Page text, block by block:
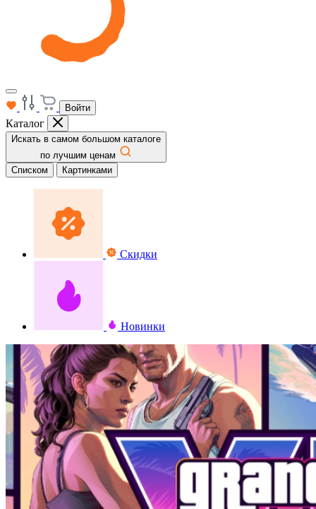
Войти
Каталог
Искать в самом большом каталоге
по лучшим ценам
Списком
Картинками
Скидки
Новинки